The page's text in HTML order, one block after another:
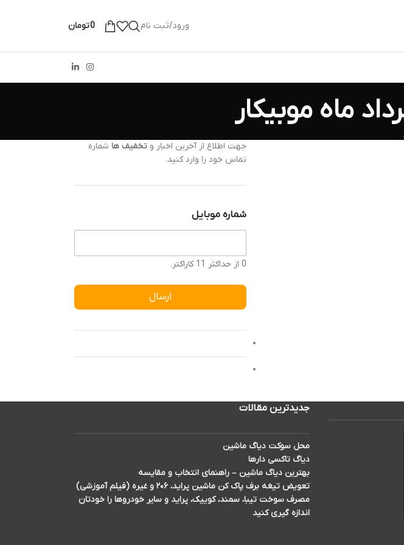
ورود/ثبت نام 0تومان
جهت اطلاع از آخرین اخبار و تخفیف ها شماره
تماس خود را وارد کنید.
شماره موبایل
0 از حداکثر 11 کاراکتر.
ارسال
جدیدترین مقالات
محل سوکت دیاگ ماشین
دیاگ تاکسی دارها
بهترین دیاگ ماشین – راهنمای انتخاب و مقایسه
تعویض تیغه برف پاک کن ماشین پراید، ۲۰۶ و غیره (فیلم آموزشی)
مصرف سوخت تیبا، سمند، کوییک، پراید و سایر خودروها را خودتان
اندازه گیری کنید